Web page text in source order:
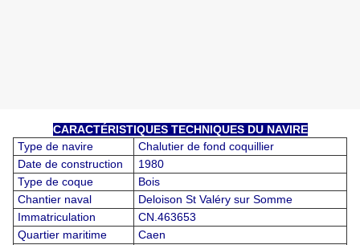
CARACTÉRISTIQUES TECHNIQUES DU NAVIRE
Type de navire
Chalutier de fond coquillier
Date de construction
1980
Type de coque
Bois
Chantier naval
Deloison St Valéry sur Somme
Immatriculation
CN.463653
Quartier maritime
Caen